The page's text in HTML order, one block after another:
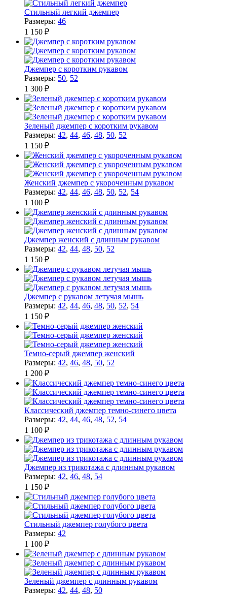
Стильный легкий джемпер
Размеры: 46
1 150 ₽
Джемпер с коротким рукавом
Размеры: 50, 52
1 300 ₽
Зеленый джемпер с коротким рукавом
Размеры: 42, 44, 46, 48, 50, 52
1 150 ₽
Женский джемпер с укороченным рукавом
Размеры: 42, 44, 46, 48, 50, 52, 54
1 100 ₽
Джемпер женский с длинным рукавом
Размеры: 42, 44, 48, 50, 52
1 150 ₽
Джемпер с рукавом летучая мышь
Размеры: 42, 44, 46, 48, 50, 52, 54
1 150 ₽
Темно-серый джемпер женский
Размеры: 42, 46, 48, 50, 52
1 200 ₽
Классический джемпер темно-синего цвета
Размеры: 42, 44, 46, 48, 52, 54
1 100 ₽
Джемпер из трикотажа с длинным рукавом
Размеры: 42, 46, 48, 54
1 150 ₽
Стильный джемпер голубого цвета
Размеры: 42
1 100 ₽
Зеленый джемпер с длинным рукавом
Размеры: 42, 44, 48, 50